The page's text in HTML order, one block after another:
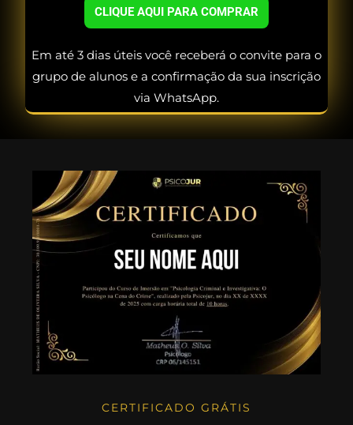
CLIQUE AQUI PARA COMPRAR
Em até 3 dias úteis você receberá o convite para o
grupo de alunos e a confirmação da sua inscrição
via WhatsApp.
CERTIFICADO GRÁTIS